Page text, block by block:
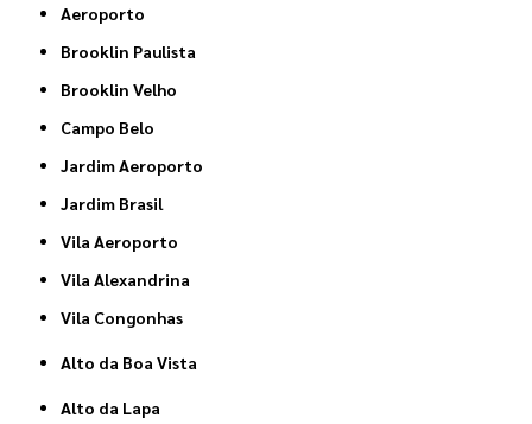
Aeroporto
Brooklin Paulista
Brooklin Velho
Campo Belo
Jardim Aeroporto
Jardim Brasil
Vila Aeroporto
Vila Alexandrina
Vila Congonhas
Alto da Boa Vista
Alto da Lapa